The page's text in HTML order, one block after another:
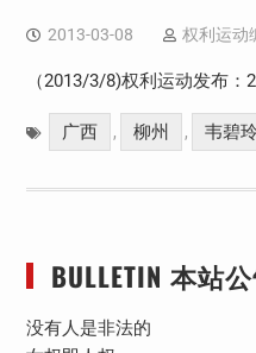
2013-03-08 权利运动
（2013/3/8)权利运动发布：
广西 , 柳州 , 韦碧
BULLETIN 本站
没有人是非法的